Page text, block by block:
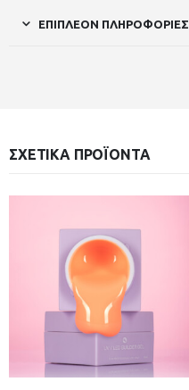
ΕΠΙΠΛΈΟΝ ΠΛΗΡΟΦΟΡΊΕΣ
ΣΧΕΤΙΚΆ ΠΡΟΪΌΝΤΑ